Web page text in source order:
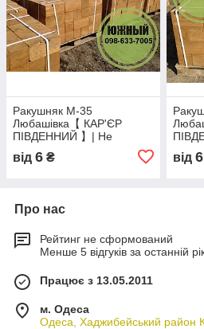
Ракушняк М-35
Любашівка【 КАР'ЄР
ПІВДЕННИЙ 】| Не
Кар'єра
від 6 ₴ від 6
Про нас
Рейтинг не сформований
Менше 5 відгуків за останній
Працює з 13.05.2011
м. Одеса
Одеса, Хаджибейський район